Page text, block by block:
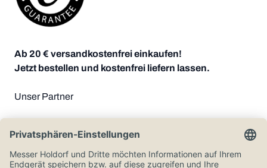
Ab 20 € versandkostenfrei einkaufen!
Jetzt bestellen und kostenfrei liefern lassen.
Unser Partner
Zahlungsoptionen